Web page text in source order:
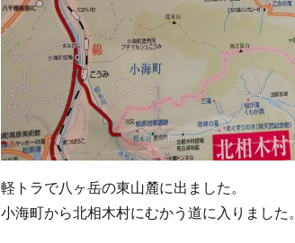
軽トラで八ヶ岳の東山麓に出ました。
小海町から北相木村にむかう道に入りました。